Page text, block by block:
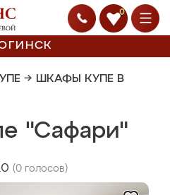
0
→ ШКАФЫ КУПЕ В
"Сафари"
(0 голосов)